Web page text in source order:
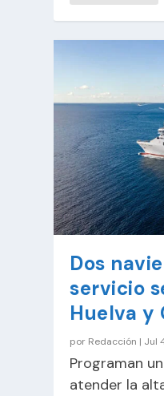
Dos
servicio
Huelva y
por Redacción | Jul
Programan
atender la